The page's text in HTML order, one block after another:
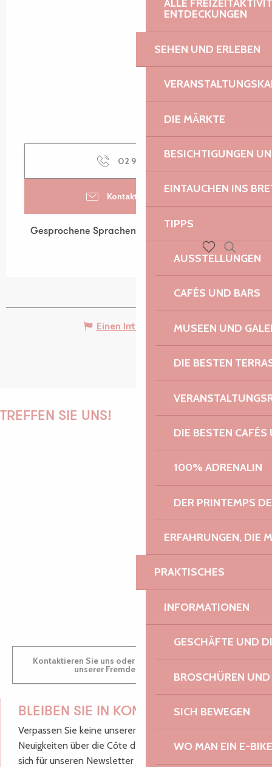
ALLE
ENTDECKUNGEN
SEHEN UND ERLEBEN
DIE MÄRKTE
BESICHTIGUNGEN
EINTAUCHEN INS
TIPPS
AUSSTELLUNGEN
CAFÉS UND BARS
MUSEEN UND
DIE BESTEN
DIE BESTEN
100% ADRENALIN
DER PRINTEMPS
ERFAHRUNGEN, DIE
PRAKTISCHES
INFORMATIONEN
GESCHÄFTE UND
BROSCHÜREN
SICH BEWEGEN
WO MAN EIN E-
Voir les favoris
Suche
02 96 15 91 ▒▒
Kontaktieren Sie uns
Gesprochene Sprachen
Gesprochene Sprachen
Einen Irrtum angeben
TREFFEN SIE UNS!
AUDREY
Kontaktieren Sie uns oder besuchen Sie uns in einem
unserer Fremdenverkehrsbüros.
BLEIBEN SIE IN KONTAKT!
Verpassen Sie keine unserer guten Tipps und
Neuigkeiten über die Côte de Granit Rose, melden Sie
sich für unseren Newsletter an.